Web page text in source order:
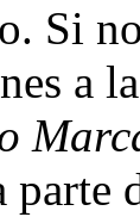
Si
a
parte